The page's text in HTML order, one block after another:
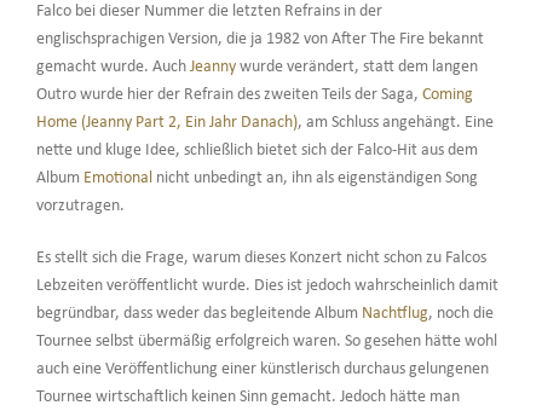
Falco bei dieser Nummer die letzten Refrains in der
englischsprachigen Version, die ja 1982 von After The Fire bekannt
gemacht wurde. Auch Jeannywurde verändert, statt dem langen
Outro wurde hier der Refrain des zweiten Teils der Saga, Coming
Home (Jeanny Part 2, Ein Jahr Danach), am Schluss angehängt. Eine
nette und kluge Idee, schließlich bietet sich der Falco-Hit aus dem
Album Emotional nicht unbedingt an, ihn als eigenständigen Song
vorzutragen.
Es stellt sich die Frage, warum dieses Konzert nicht schon zu Falcos
Lebzeiten veröffentlicht wurde. Dies ist jedoch wahrscheinlich damit
begründbar, dass weder das begleitende Album Nachtflug, noch die
Tournee selbst übermäßig erfolgreich waren. So gesehen hätte wohl
auch eine Veröffentlichung einer künstlerisch durchaus gelungenen
Tournee wirtschaftlich keinen Sinn gemacht. Jedoch hätte man